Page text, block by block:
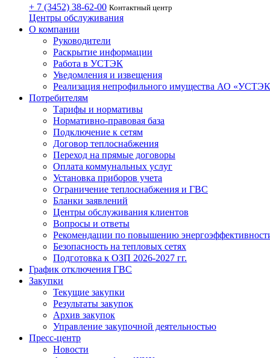
+ 7 (3452) 38-62-00 Контактный центр
Центры обслуживания
О компании
Руководители
Раскрытие информации
Работа в УСТЭК
Уведомления и извещения
Реализация непрофильного имущества АО
Потребителям
Тарифы и нормативы
Нормативно-правовая база
Подключение к сетям
Договор теплоснабжения
Переход на прямые договоры
Оплата коммунальных услуг
Установка приборов учета
Ограничение теплоснабжения и ГВС
Бланки заявлений
Центры обслуживания клиентов
Вопросы и ответы
Рекомендации по повышению
Безопасность на тепловых сетях
Подготовка к ОЗП 2026-2027 гг.
График отключения ГВС
Закупки
Текущие закупки
Результаты закупок
Архив закупок
Управление закупочной деятельностью
Пресс-центр
Новости